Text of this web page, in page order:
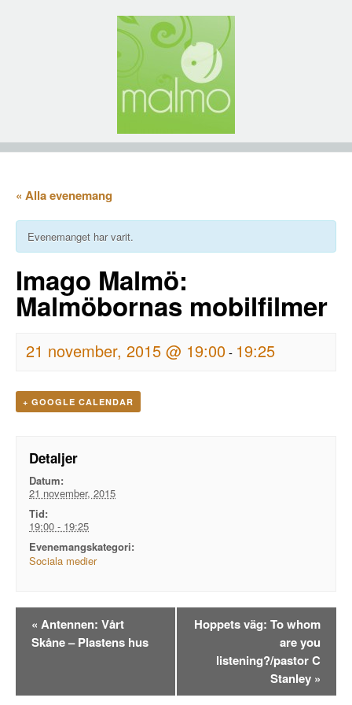
« Alla evenemang
Evenemanget har varit.
Imago Malmö:
Malmöbornas mobilfilmer
21 november, 2015 @ 19:00- 19:25
+ GOOGLE CALENDAR
Detaljer
Datum:
21 november, 2015
Tid:
19:00 - 19:25
Evenemangskategori:
Sociala medier
Evenemangsnavigation
« Antennen: Vårt
Skåne – Plastens hus
Hoppets väg: To whom
are you
listening?/pastor C
Stanley »